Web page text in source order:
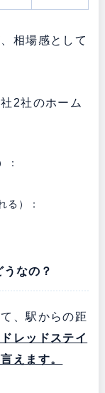
相場感として
2社のホーム
：
る）：
なの？
、駅からの距
レッドステイ
えます。